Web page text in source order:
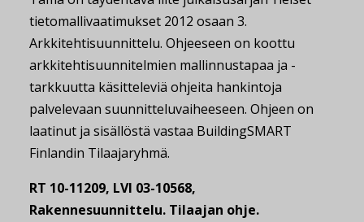
tietomallivaatimukset 2012 osaan 3.
Arkkitehtisuunnittelu. Ohjeeseen on koottu
arkkitehtisuunnitelmien mallinnustapaa ja -
tarkkuutta käsitteleviä ohjeita hankintoja
palvelevaan suunnitteluvaiheeseen. Ohjeen on
laatinut ja sisällöstä vastaa BuildingSMART
Finlandin Tilaajaryhmä.
RT 10-11209, LVI 03-10568,
Rakennesuunnittelu. Tilaajan ohje.